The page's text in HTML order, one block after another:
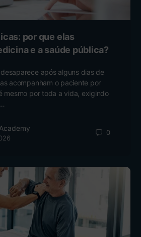
por que elas
e a saúde pública?
após alguns dias de
acompanham o paciente por
mesmo por toda a vida, exigindo
0